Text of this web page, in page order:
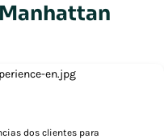
dos clientes para